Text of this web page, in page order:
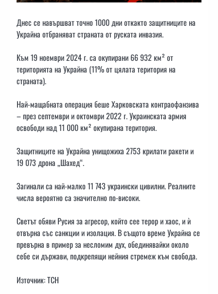
Днес се навършват точно 1000 дни откакто защитниците на
Украйна отбраняват страната от руската инвазия.
Към 19 ноември 2024 г. са окупирани 66 932 км² от
територията на Украйна (11% от цялата територия на
страната).
Най-мащабната операция беше Харковската контраофанзива
– през септември и октомври 2022 г. Украинската армия
освободи над 11 000 км² окупирана територия.
Защитниците на Украйна унищожиха 2753 крилати ракети и
19 073 дрона „Шахед“.
Загинали са най-малко 11 743 украински цивилни. Реалните
числа вероятно са значително по-високи.
Светът обяви Русия за агресор, който сее терор и хаос, и ѝ
отвърна със санкции и изолация. В същото време Украйна се
превърна в пример за несломим дух, обединявайки около
себе си държави, подкрепящи нейния стремеж към свобода.
Източник: ТСН